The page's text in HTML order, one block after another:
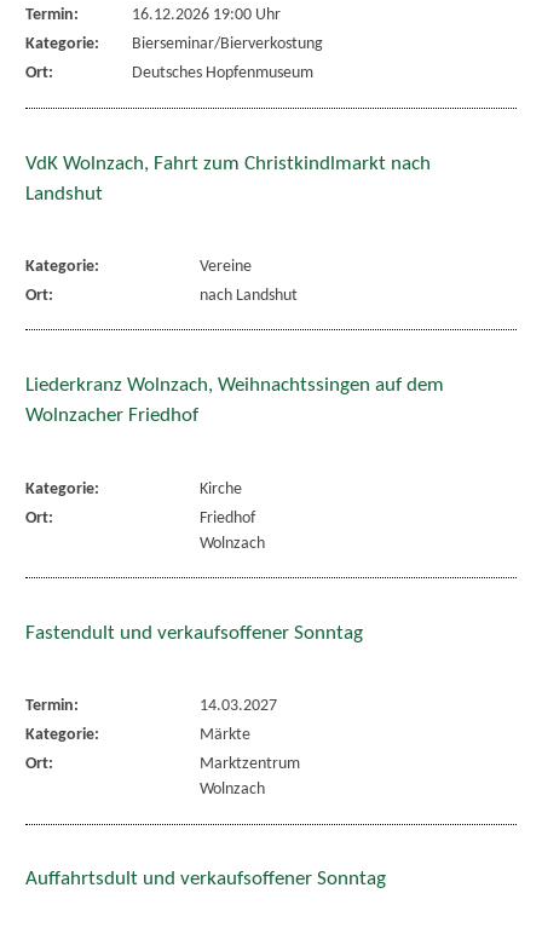
Termin:
16.12.2026 19:00 Uhr
Kategorie:
Bierseminar/Bierverkostung
Ort:
Deutsches Hopfenmuseum
VdK Wolnzach, Fahrt zum Christkindlmarkt nach
Landshut
Kategorie:
Vereine
Ort:
nach Landshut
Liederkranz Wolnzach, Weihnachtssingen auf dem
Wolnzacher Friedhof
Kategorie:
Kirche
Ort:
Friedhof
Wolnzach
Fastendult und verkaufsoffener Sonntag
Termin:
14.03.2027
Kategorie:
Märkte
Ort:
Marktzentrum
Wolnzach
Auffahrtsdult und verkaufsoffener Sonntag